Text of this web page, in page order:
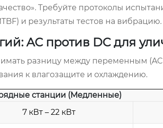
Требуйте протоколы
и результаты тестов на вибрацию.
AC против DC для
разницу между переменным
к влагозащите и охлаждению.
станции (Медленные)
7 кВт – 22 кВт